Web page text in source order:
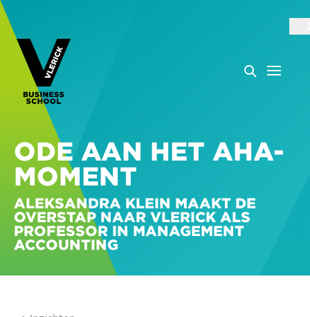
ODE AAN HET AHA-
MOMENT
ALEKSANDRA KLEIN MAAKT DE
OVERSTAP NAAR VLERICK ALS
PROFESSOR IN MANAGEMENT
ACCOUNTING